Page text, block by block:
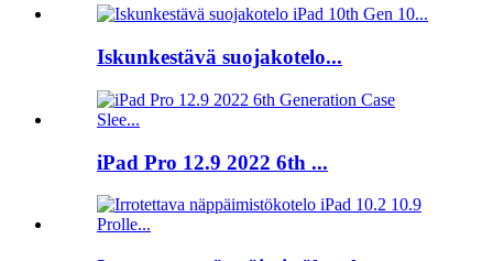
Iskunkestävä suojakotelo...
iPad Pro 12.9 2022 6th ...